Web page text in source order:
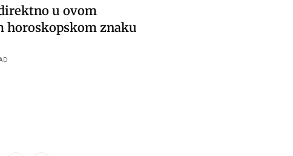
u ovom
horoskopskom znaku